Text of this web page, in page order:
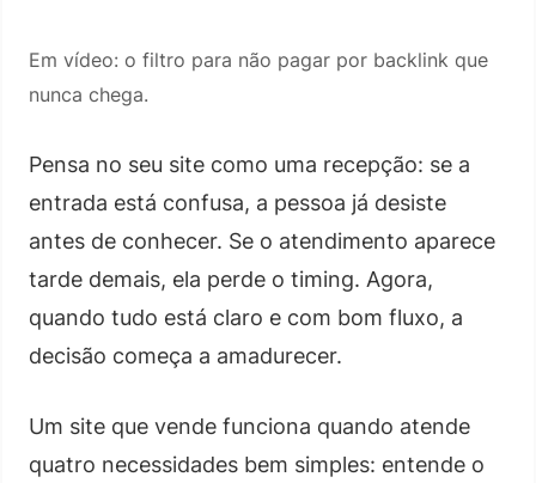
Em vídeo: o filtro para não pagar por backlink que
nunca chega.
Pensa no seu site como uma recepção: se a
entrada está confusa, a pessoa já desiste
antes de conhecer. Se o atendimento aparece
tarde demais, ela perde o timing. Agora,
quando tudo está claro e com bom fluxo, a
decisão começa a amadurecer.
Um site que vende funciona quando atende
quatro necessidades bem simples: entende o